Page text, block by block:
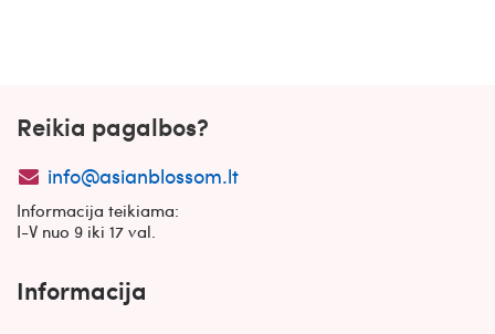
Reikia pagalbos?
info@asianblossom.lt
Informacija teikiama:
I-V nuo 9 iki 17 val.
Informacija